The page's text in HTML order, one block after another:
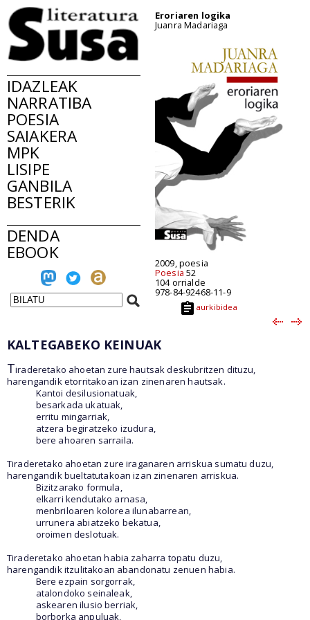
IDAZLEAK
NARRATIBA
POESIA
SAIAKERA
MPK
LISIPE
GANBILA
BESTERIK
DENDA
EBOOK
Eroriaren logika
Juanra Madariaga
2009, poesia
Poesia 52
104 orrialde
978-84-92468-11-9
aurkibidea
KALTEGABEKO KEINUAK
Tiraderetako ahoetan zure hautsak deskubritzen dituzu,
harengandik etorritakoan izan zinenaren hautsak.
Kantoi desilusionatuak,
besarkada ukatuak,
erritu mingarriak,
atzera begiratzeko izudura,
bere ahoaren sarraila.
Tiraderetako ahoetan zure iraganaren arriskua sumatu duzu,
harengandik bueltatutakoan izan zinenaren arriskua.
Bizitzarako formula,
elkarri kendutako arnasa,
menbriloaren kolorea ilunabarrean,
urrunera abiatzeko bekatua,
oroimen deslotuak.
Tiraderetako ahoetan habia zaharra topatu duzu,
harengandik itzulitakoan abandonatu zenuen habia.
Bere ezpain sorgorrak,
atalondoko seinaleak,
askearen ilusio berriak,
borborka anpuluak,